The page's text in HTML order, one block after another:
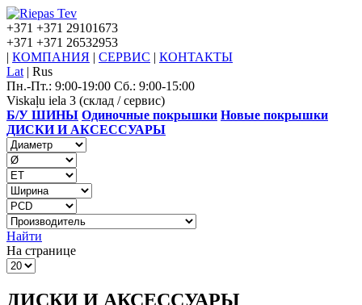
+371 +371 29101673
+371 +371 26532953
| КОМПАНИЯ | СЕРВИС | КОНТАКТЫ
Lat | Rus
Пн.-Пт.: 9:00-19:00 Сб.: 9:00-15:00
Viskaļu iela 3 (склад / сервис)
Б/У ШИНЫ Одиночные покрышки Новые покрышки
ДИСКИ И АКСЕССУАРЫ
Найти
На странице
ДИСКИ И АКСЕССУАРЫ